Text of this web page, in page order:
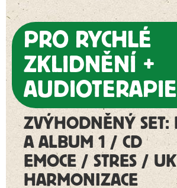
PRO RYCHLÉ
ZKLIDNĚNÍ +
AUDIOTERAPIE
ZVÝHODNĚNÝ SET:
A ALBUM 1 / CD
EMOCE / STRES /
HARMONIZACE